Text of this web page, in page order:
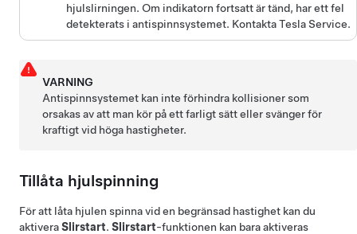
hjulslirningen. Om indikatorn fortsatt är tänd, har ett fel
detekterats i antispinnsystemet. Kontakta Tesla Service.
VARNING
Antispinnsystemet kan inte förhindra kollisioner som
orsakas av att man kör på ett farligt sätt eller svänger för
kraftigt vid höga hastigheter.
Tillåta hjulspinning
För att låta hjulen spinna vid en begränsad hastighet kan du
aktiveraSlirstart. Slirstart-funktionen kan bara aktiveras